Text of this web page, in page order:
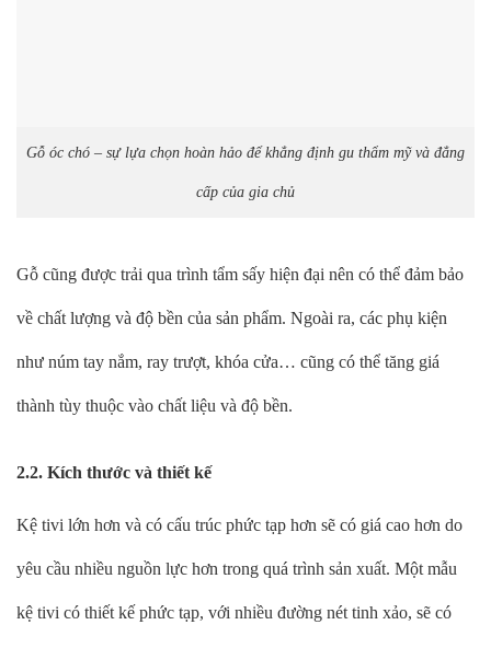
Gỗ óc chó – sự lựa chọn hoàn hảo để khẳng định gu thẩm mỹ và đẳng
cấp của gia chủ
Gỗ cũng được trải qua trình tẩm sấy hiện đại nên có thể đảm bảo
về chất lượng và độ bền của sản phẩm. Ngoài ra, các phụ kiện
như núm tay nắm, ray trượt, khóa cửa… cũng có thể tăng giá
thành tùy thuộc vào chất liệu và độ bền.
2.2. Kích thước và thiết kế
Kệ tivi lớn hơn và có cấu trúc phức tạp hơn sẽ có giá cao hơn do
yêu cầu nhiều nguồn lực hơn trong quá trình sản xuất. Một mẫu
kệ tivi có thiết kế phức tạp, với nhiều đường nét tinh xảo, sẽ có